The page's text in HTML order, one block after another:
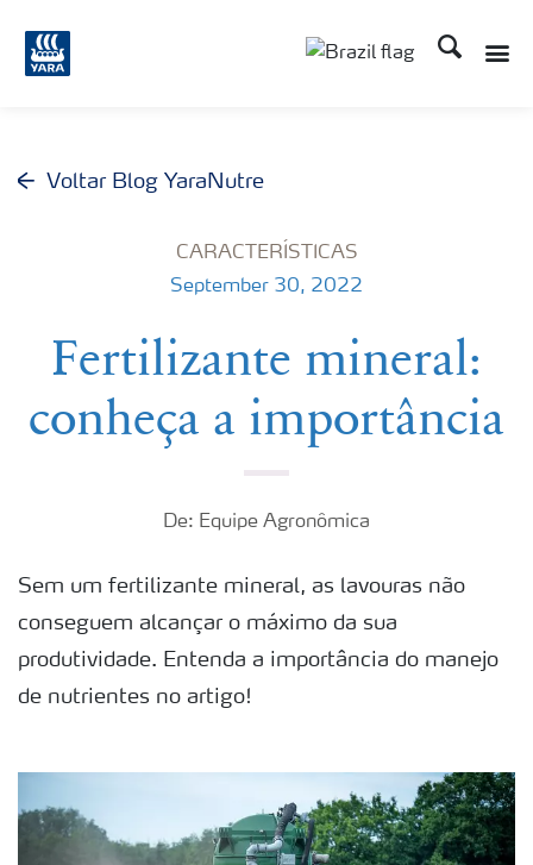
Busca
Voltar Blog YaraNutre
CARACTERÍSTICAS
September 30, 2022
Fertilizante mineral:
conheça a importância
De: Equipe Agronômica
Sem um fertilizante mineral, as lavouras não
conseguem alcançar o máximo da sua
produtividade. Entenda a importância do manejo
de nutrientes no artigo!